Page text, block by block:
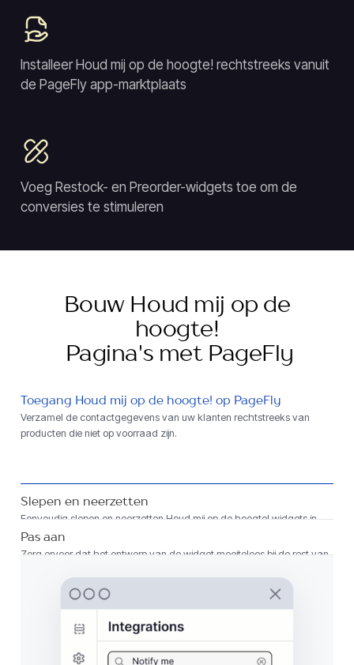
Installeer Houd mij op de hoogte! rechtstreeks vanuit
de PageFly app-marktplaats
Voeg Restock- en Preorder-widgets toe om de
conversies te stimuleren
Bouw Houd mij op de
hoogte!
Pagina's met PageFly
Toegang Houd mij op de hoogte! op PageFly
Verzamel de contactgegevens van uw klanten rechtstreeks van
producten die niet op voorraad zijn.
Slepen en neerzetten
Eenvoudig slepen en neerzetten Houd mij op de hoogte! widgets in
elke PageFly-indeling.
Pas aan
Zorg ervoor dat het ontwerp van de widget moeiteloos bij de rest van